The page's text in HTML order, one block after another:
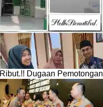
Ribut.!! Dugaan